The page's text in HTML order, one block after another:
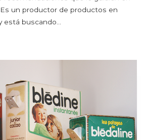
un productor de productos en
buscando...